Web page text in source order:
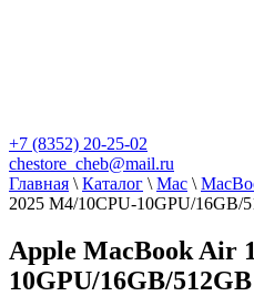
+7 (8352) 20-25-02
chestore_cheb@mail.ru
Главная \ Каталог \ Mac \
2025 M4/10CPU-10GPU/16GB/
Apple MacBook Air
10GPU/16GB/